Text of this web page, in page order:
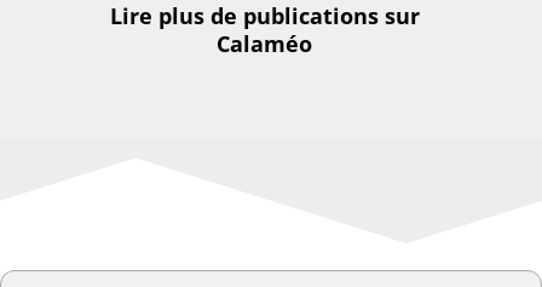
Lire plus de publications sur
Calaméo